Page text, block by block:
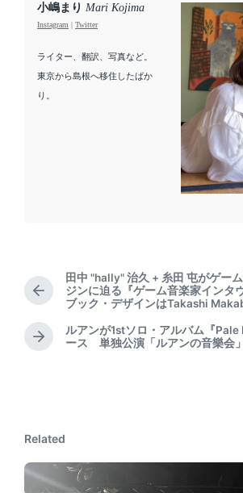
小嶋まり Mari Kojima
Instagram | Twitter
ライター、翻訳、写真など。
東京から島根へ移住したばか
り。
P
e
v
o
s
t
田中 "hally" 治久 + 糸田 屯がゲー
ジンに迫る『ゲーム音楽家インタ
ブック・デザインはTakashi
N
s
:
ルアンが1stソロ・アルバム『Pale
ース 単独公演「ルアンの音樂会
Related